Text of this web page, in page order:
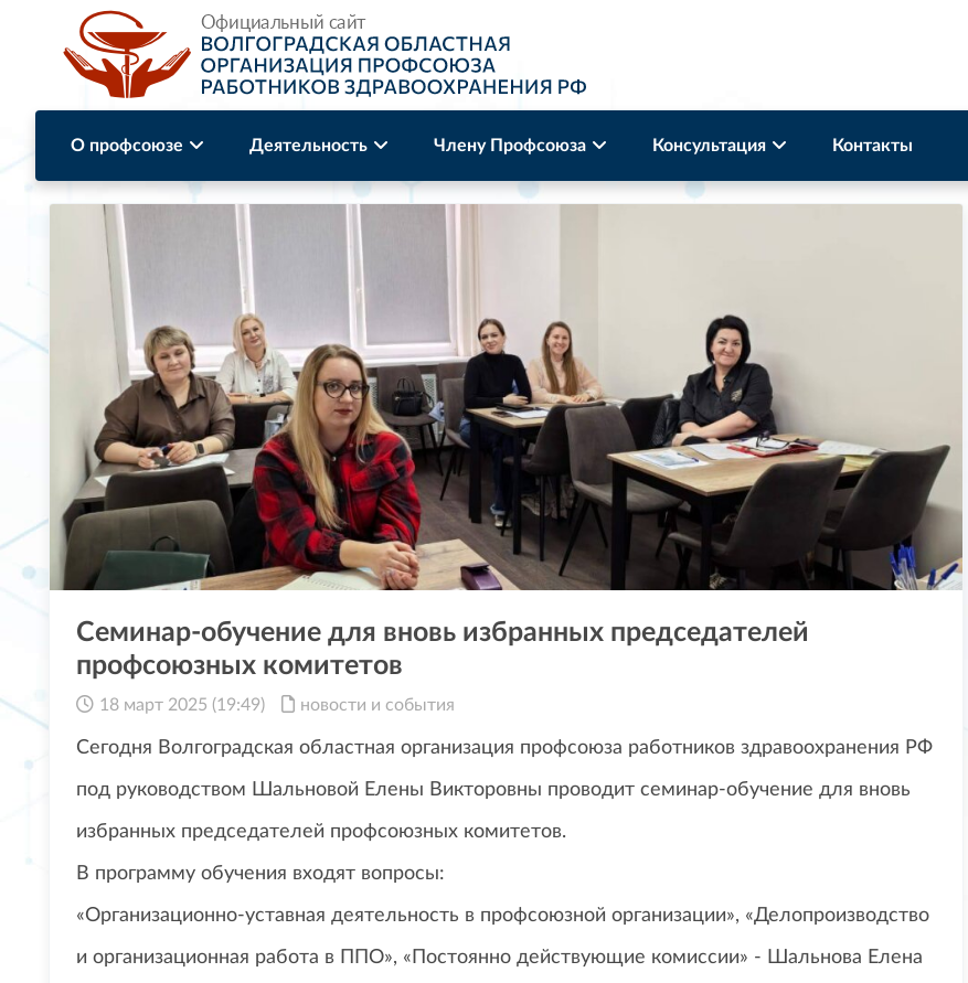
О профсоюзе Деятельность Члену Профсоюза Консультация Контакты
Семинар-обучение для вновь избранных председателей
профсоюзных комитетов
18 март 2025 (19:49) новости и события
Сегодня Волгоградская областная организация профсоюза работников здравоохранения РФ
под руководством Шальновой Елены Викторовны проводит семинар-обучение для вновь
избранных председателей профсоюзных комитетов.
В программу обучения входят вопросы:
«Организационно-уставная деятельность в профсоюзной организации», «Делопроизводство
и организационная работа в ППО», «Постоянно действующие комиссии» - Шальнова Елена